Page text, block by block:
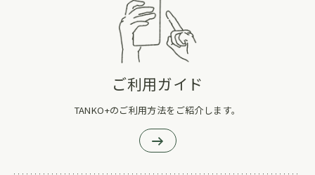
ご利用ガイド
TANKO+のご利用方法をご紹介します。